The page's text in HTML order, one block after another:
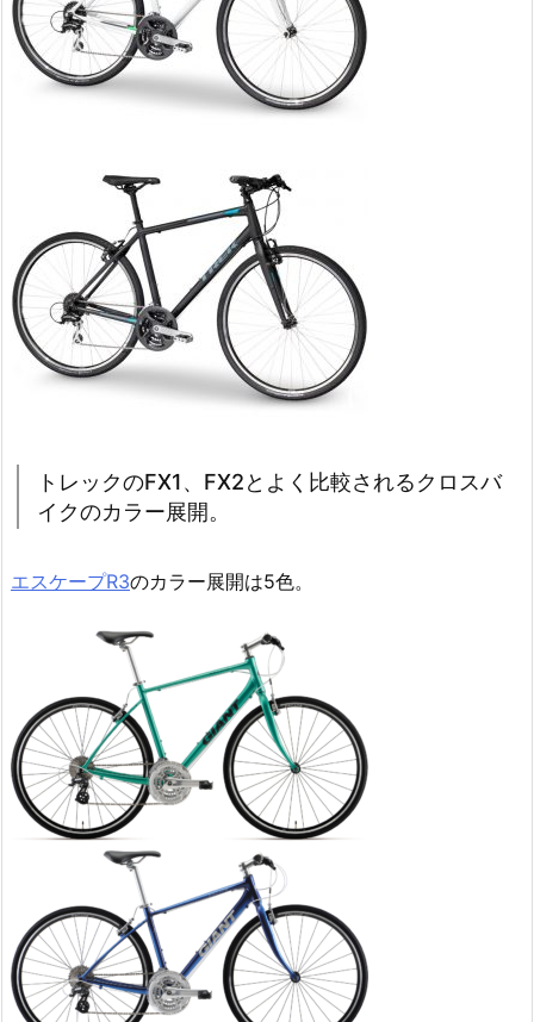
トレックのFX1、FX2とよく比較されるクロスバ
イクのカラー展開。
エスケープR3のカラー展開は5色。